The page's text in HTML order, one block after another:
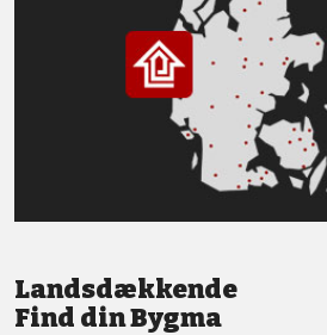
Landsdækkende
Find din Bygma